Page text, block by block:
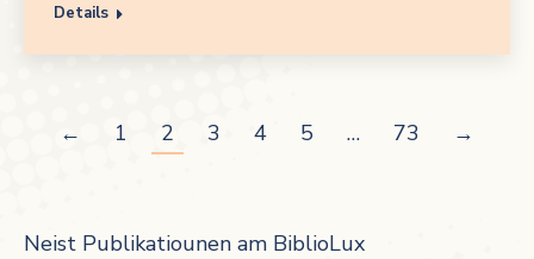
Details
← 1 2 3 4 5 … 73 →
Neist Publikatiounen am BiblioLux